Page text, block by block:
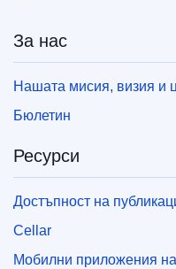
За нас
Нашата мисия, визия и
Бюлетин
Ресурси
Достъпност на
Cellar
Мобилни приложения